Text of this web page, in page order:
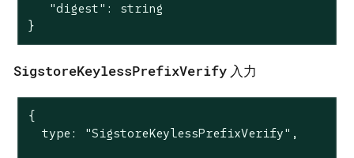
   "digest": string
}
SigstoreKeylessPrefixVerify 入力
{
  type: "SigstoreKeylessPrefixVerify",